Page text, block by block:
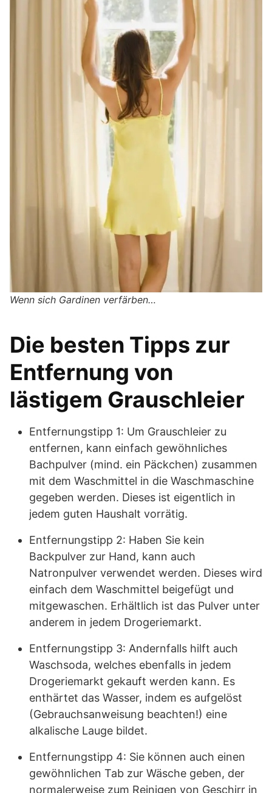
Wenn sich Gardinen verfärben…
Die besten Tipps zur
Entfernung von
lästigem Grauschleier
Entfernungstipp 1: Um Grauschleier zu
entfernen, kann einfach gewöhnliches
Bachpulver (mind. ein Päckchen) zusammen
mit dem Waschmittel in die Waschmaschine
gegeben werden. Dieses ist eigentlich in
jedem guten Haushalt vorrätig.
Entfernungstipp 2: Haben Sie kein
Backpulver zur Hand, kann auch
Natronpulver verwendet werden. Dieses wird
einfach dem Waschmittel beigefügt und
mitgewaschen. Erhältlich ist das Pulver unter
anderem in jedem Drogeriemarkt.
Entfernungstipp 3: Andernfalls hilft auch
Waschsoda, welches ebenfalls in jedem
Drogeriemarkt gekauft werden kann. Es
enthärtet das Wasser, indem es aufgelöst
(Gebrauchsanweisung beachten!) eine
alkalische Lauge bildet.
Entfernungstipp 4: Sie können auch einen
gewöhnlichen Tab zur Wäsche geben, der
normalerweise zum Reinigen von Geschirr in